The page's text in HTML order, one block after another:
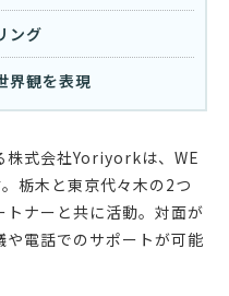
ング
界観を表現
株式会社Yoriyorkは、WE
栃木と東京代々木の2つ
ナーと共に活動。対面が
電話でのサポートが可能